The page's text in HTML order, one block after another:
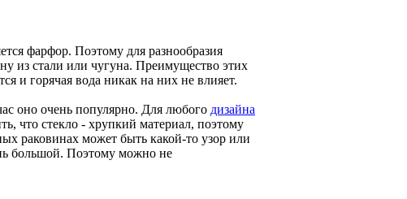
фарфор. Поэтому для разнообразия
из стали или чугуна. Преимущество этих
и горячая вода никак на них не влияет.
оно очень популярно. Для любого дизайна
что стекло - хрупкий материал, поэтому
раковинах может быть какой-то узор или
большой. Поэтому можно не